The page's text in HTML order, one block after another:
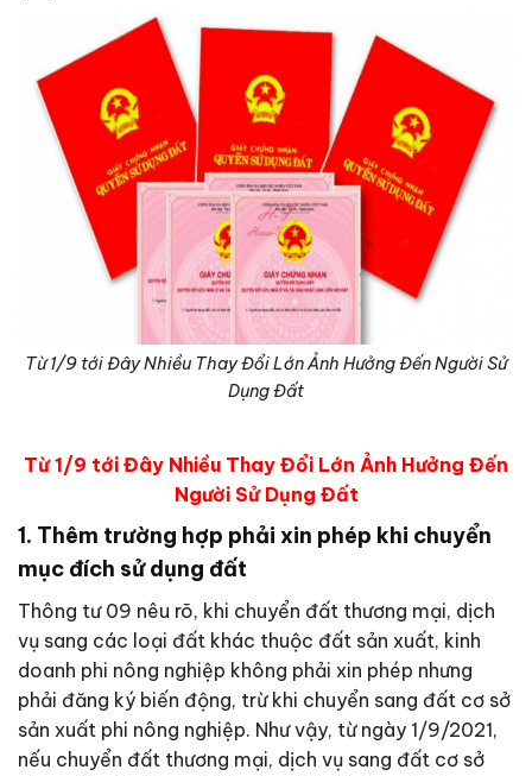
Từ 1/9 tới Đây Nhiều Thay Đổi Lớn Ảnh Hưởng Đến Người Sử
Dụng Đất
Từ 1/9 tới Đây Nhiều Thay Đổi Lớn Ảnh Hưởng Đến
Người Sử Dụng Đất
1. Thêm trường hợp phải xin phép khi chuyển
mục đích sử dụng đất
Thông tư 09 nêu rõ, khi chuyển đất thương mại, dịch
vụ sang các loại đất khác thuộc đất sản xuất, kinh
doanh phi nông nghiệp không phải xin phép nhưng
phải đăng ký biến động, trừ khi chuyển sang đất cơ sở
sản xuất phi nông nghiệp. Như vậy, từ ngày 1/9/2021,
nếu chuyển đất thương mại, dịch vụ sang đất cơ sở